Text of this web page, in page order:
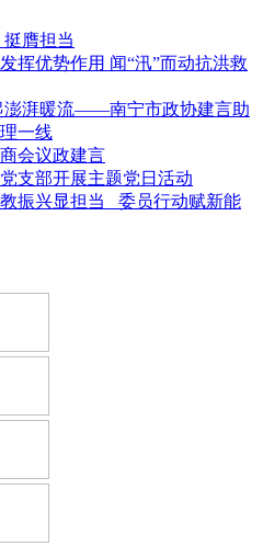
膺担当
挥优势作用 闻“汛”而动抗洪救
澎湃暖流——南宁市政协建言助
一线
会议政建言
支部开展主题党日活动
振兴显担当 委员行动赋新能